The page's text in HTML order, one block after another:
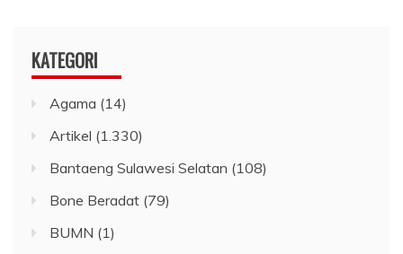
KATEGORI
Agama (14)
Artikel (1.330)
Bantaeng Sulawesi Selatan (108)
Bone Beradat (79)
BUMN (1)